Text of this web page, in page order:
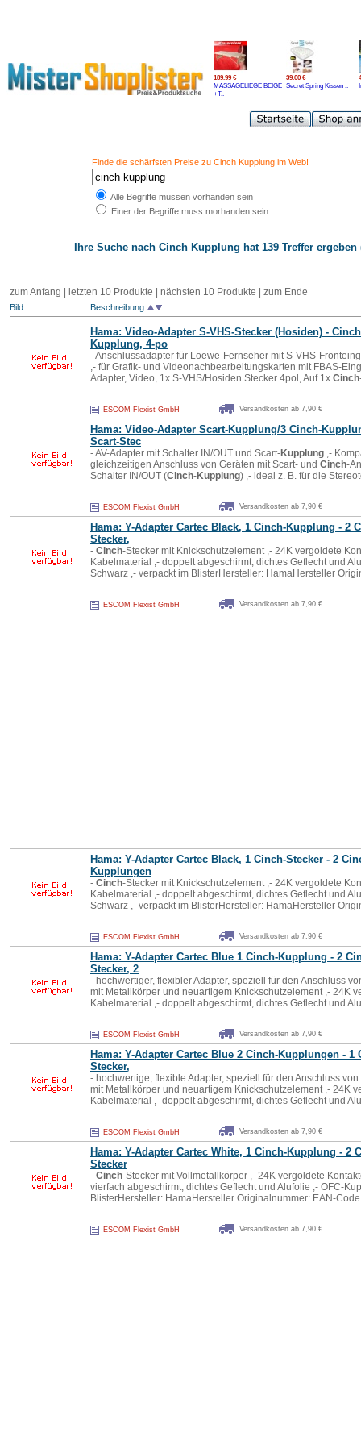
189.99 €
MASSAGELIEGE BEIGE
+T..
39.00 €
Secret Spring Kissen ..
Finde die schärfsten Preise zu Cinch Kupplung im Web!
Alle Begriffe müssen vorhanden sein
Einer der Begriffe muss morhanden sein
Ihre Suche nach Cinch Kupplung hat 139 Treffer ergeben
zum Anfang letzten 10 Produkte nächsten 10 Produkte zum Ende
Bild Beschreibung
Hama: Video-Adapter S-VHS-Stecker (Hosiden) - Cinch
Kupplung, 4-po
- Anschlussadapter für Loewe-Fernseher mit S-VHS-
,- für Grafik- und Videonachbearbeitungskarten mit FBAS-
Adapter, Video, 1x S-VHS/Hosiden Stecker 4pol, Auf 1x Cinch
ESCOM Flexist GmbH Versandkosten ab 7,90 €
Hama: Video-Adapter Scart-Kupplung/3 Cinch-
Scart-Stec
- AV-Adapter mit Schalter IN/OUT und Scart-Kupplung ,-
gleichzeitigen Anschluss von Geräten mit Scart- und Cinch-
Schalter IN/OUT (Cinch-Kupplung) ,- ideal z. B. für die
ESCOM Flexist GmbH Versandkosten ab 7,90 €
Hama: Y-Adapter Cartec Black, 1 Cinch-Kupplung - 2
Stecker,
- Cinch-Stecker mit Knickschutzelement ,- 24K vergoldete
Kabelmaterial ,- doppelt abgeschirmt, dichtes Geflecht und
Schwarz ,- verpackt im BlisterHersteller: HamaHersteller
ESCOM Flexist GmbH Versandkosten ab 7,90 €
Hama: Y-Adapter Cartec Black, 1 Cinch-Stecker - 2
Kupplungen
- Cinch-Stecker mit Knickschutzelement ,- 24K vergoldete
Kabelmaterial ,- doppelt abgeschirmt, dichtes Geflecht und
Schwarz ,- verpackt im BlisterHersteller: HamaHersteller
ESCOM Flexist GmbH Versandkosten ab 7,90 €
Hama: Y-Adapter Cartec Blue 1 Cinch-Kupplung - 2
Stecker, 2
- hochwertiger, flexibler Adapter, speziell für den Anschluss
mit Metallkörper und neuartigem Knickschutzelement ,- 24K
Kabelmaterial ,- doppelt abgeschirmt, dichtes Geflecht und Alu
ESCOM Flexist GmbH Versandkosten ab 7,90 €
Hama: Y-Adapter Cartec Blue 2 Cinch-Kupplungen - 1
Stecker,
- hochwertige, flexible Adapter, speziell für den Anschluss
mit Metallkörper und neuartigem Knickschutzelement ,- 24K
Kabelmaterial ,- doppelt abgeschirmt, dichtes Geflecht und
ESCOM Flexist GmbH Versandkosten ab 7,90 €
Hama: Y-Adapter Cartec White, 1 Cinch-Kupplung - 2
Stecker
- Cinch-Stecker mit Vollmetallkörper ,- 24K vergoldete
vierfach abgeschirmt, dichtes Geflecht und Alufolie ,- OFC-
BlisterHersteller: HamaHersteller Originalnummer: EAN-
ESCOM Flexist GmbH Versandkosten ab 7,90 €